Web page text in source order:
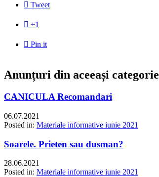
 Tweet
 +1
 Pin it
Anunțuri din aceeași categorie
CANICULA Recomandari
06.07.2021
Posted in: Materiale informative iunie 2021
Soarele. Prieten sau dusman?
28.06.2021
Posted in: Materiale informative iunie 2021